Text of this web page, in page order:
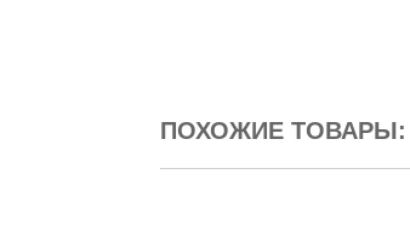
ПОХОЖИЕ ТОВАРЫ: